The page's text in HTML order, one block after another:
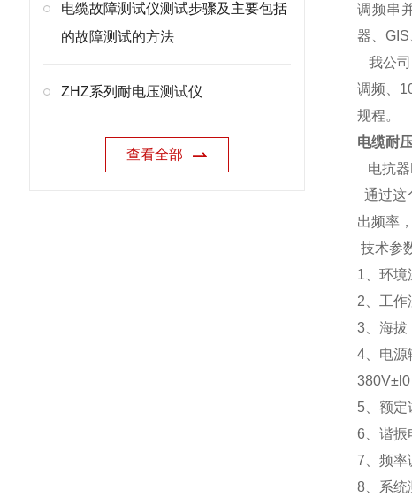
电缆故障测试仪测试步骤及主要包括
的故障测试的方法
ZHZ系列耐电压测试仪
查看全部
调频串
器、
我公司
调频、
规程。
电缆耐
电抗器
通过这
出频率
技术参
1、环
2、工作
3、海拔
4、电源
5、额定
6、谐振
7、频率
8、系统